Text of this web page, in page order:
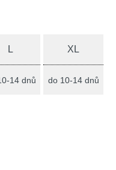
L
14 dnů
XL
do 10-14 dnů